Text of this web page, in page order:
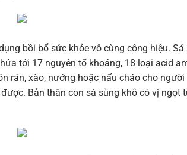
bồi bổ sức khỏe vô cùng công hiệu.
tới 17 nguyên tố khoáng, 18 loại acid
rán, xào, nướng hoặc nấu cháo cho
Bản thân con sá sùng khô có vị